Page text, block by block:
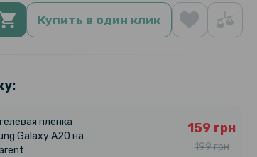
Купить в один клик
пленка
Galaxy A20 на
159 грн
199 грн